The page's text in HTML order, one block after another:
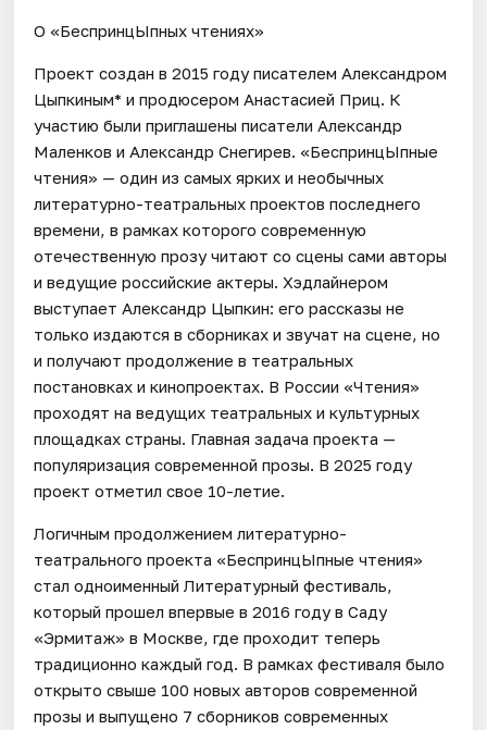
О «БеспринцЫпных чтениях»
Проект создан в 2015 году писателем Александром
Цыпкиным* и продюсером Анастасией Приц. К
участию были приглашены писатели Александр
Маленков и Александр Снегирев. «БеспринцЫпные
чтения» — один из самых ярких и необычных
литературно-театральных проектов последнего
времени, в рамках которого современную
отечественную прозу читают со сцены сами авторы
и ведущие российские актеры. Хэдлайнером
выступает Александр Цыпкин: его рассказы не
только издаются в сборниках и звучат на сцене, но
и получают продолжение в театральных
постановках и кинопроектах. В России «Чтения»
проходят на ведущих театральных и культурных
площадках страны. Главная задача проекта —
популяризация современной прозы. В 2025 году
проект отметил свое 10-летие.
Логичным продолжением литературно-
театрального проекта «БеспринцЫпные чтения»
стал одноименный Литературный фестиваль,
который прошел впервые в 2016 году в Саду
«Эрмитаж» в Москве, где проходит теперь
традиционно каждый год. В рамках фестиваля было
открыто свыше 100 новых авторов современной
прозы и выпущено 7 сборников современных